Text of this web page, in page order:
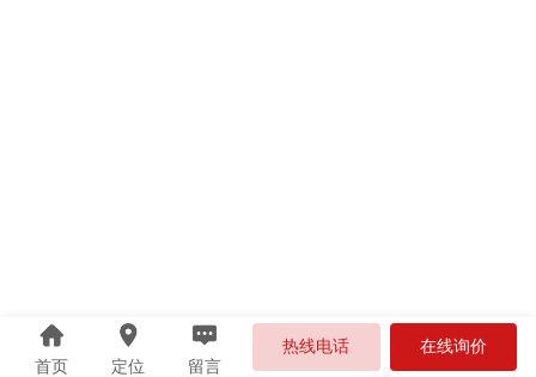
首页 定位 留言
热线电话 在线询价